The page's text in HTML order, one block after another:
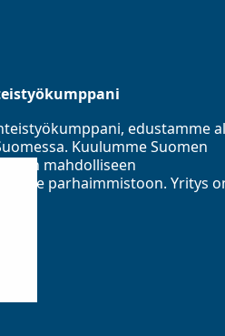
edustamme
Kuulumme Suomen
mahdolliseen
parhaimmistoon. Yritys